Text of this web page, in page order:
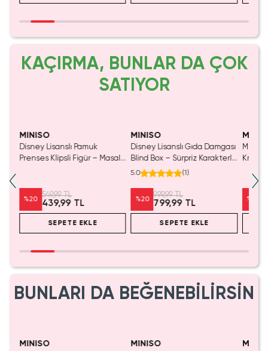
KAÇIRMA, BUNLAR DA ÇOK
SATIYOR
MINISO
Disney Lisanslı Pamuk
Prenses Klipsli Figür – Masalsı
%20
549,99 TL
439,99 TL
SEPETE EKLE
MINISO
Disney Lisanslı Gıda Damgası
Blind Box – Sürpriz Karakterli
Eğlenceli Sunum
5.0 (1)
%20
999,99 TL
799,99 TL
SEPETE EKLE
Miniso
Kristal
%
BUNLARI DA BEĞENEBİLİRSİN
MINISO MINISO